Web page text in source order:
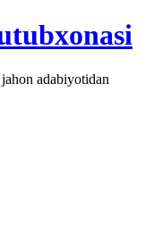
adabiyotidan